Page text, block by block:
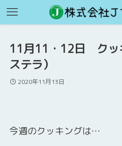
11月11・12日 クッ
ステラ）
2020年11月13日
今週のクッキングは…